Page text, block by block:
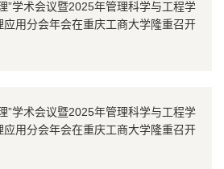
”学术会议暨2025年管理科学与工程学
用分会年会在重庆工商大学隆重召开
”学术会议暨2025年管理科学与工程学
用分会年会在重庆工商大学隆重召开